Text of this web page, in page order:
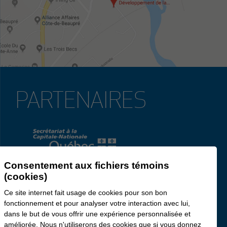
PARTENAIRES
Consentement aux fichiers témoins
(cookies)
Ce site internet fait usage de cookies pour son bon
fonctionnement et pour analyser votre interaction avec lui,
dans le but de vous offrir une expérience personnalisée et
améliorée. Nous n'utiliserons des cookies que si vous donnez